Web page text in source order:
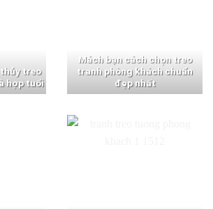
treo
hợp tuổi
Mách bạn cách chọn treo
tranh phòng khách chuẩn
đẹp nhất